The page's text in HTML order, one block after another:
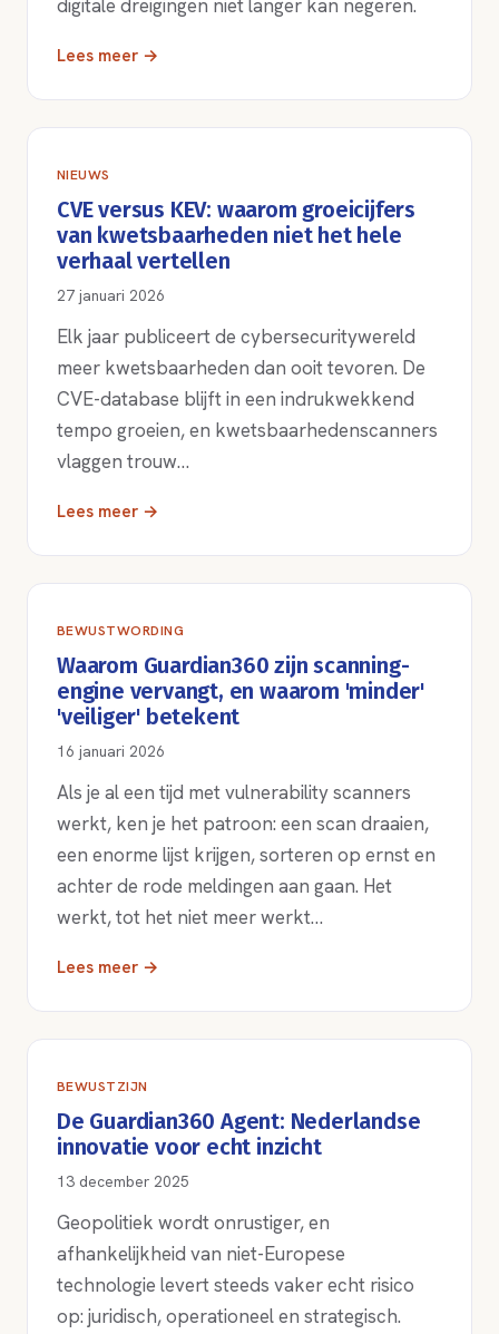
digitale dreigingen niet langer kan negeren.
Lees meer →
NIEUWS
CVE versus KEV: waarom groeicijfers
van kwetsbaarheden niet het hele
verhaal vertellen
27 januari 2026
Elk jaar publiceert de cybersecuritywereld
meer kwetsbaarheden dan ooit tevoren. De
CVE-database blijft in een indrukwekkend
tempo groeien, en kwetsbaarhedenscanners
vlaggen trouw…
Lees meer →
BEWUSTWORDING
Waarom Guardian360 zijn scanning-
engine vervangt, en waarom 'minder'
'veiliger' betekent
16 januari 2026
Als je al een tijd met vulnerability scanners
werkt, ken je het patroon: een scan draaien,
een enorme lijst krijgen, sorteren op ernst en
achter de rode meldingen aan gaan. Het
werkt, tot het niet meer werkt…
Lees meer →
BEWUSTZIJN
De Guardian360 Agent: Nederlandse
innovatie voor echt inzicht
13 december 2025
Geopolitiek wordt onrustiger, en
afhankelijkheid van niet-Europese
technologie levert steeds vaker echt risico
op: juridisch, operationeel en strategisch.